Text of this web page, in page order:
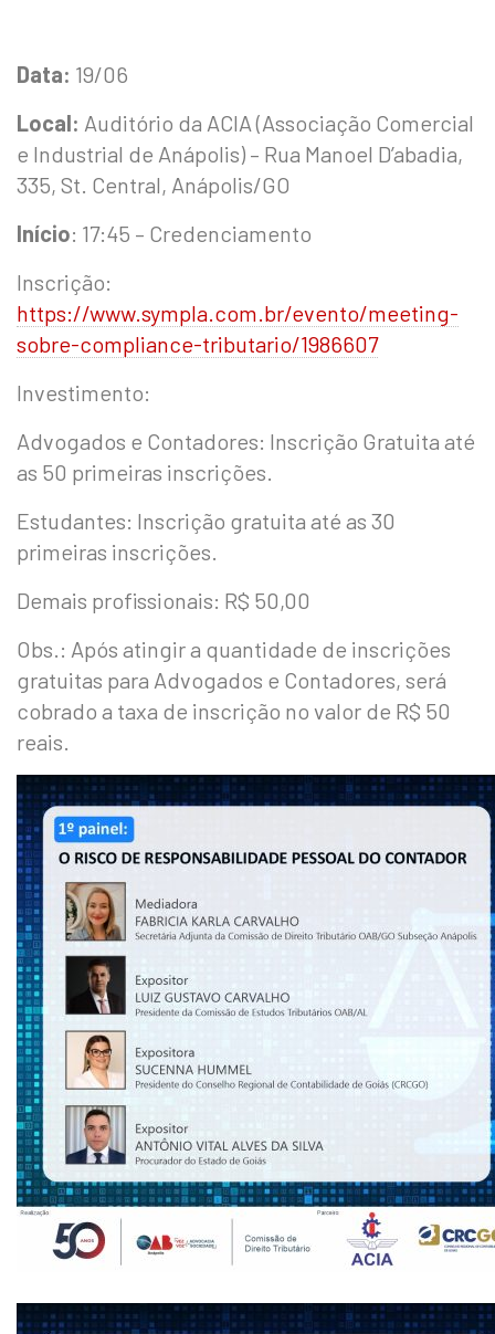
Data: 19/06
Local: Auditório da ACIA (Associação Comercial
e Industrial de Anápolis) – Rua Manoel D’abadia,
335, St. Central, Anápolis/GO
Início: 17:45 – Credenciamento
Inscrição:
https://www.sympla.com.br/evento/meeting-
sobre-compliance-tributario/1986607
Investimento:
Advogados e Contadores: Inscrição Gratuita até
as 50 primeiras inscrições.
Estudantes: Inscrição gratuita até as 30
primeiras inscrições.
Demais profissionais: R$ 50,00
Obs.: Após atingir a quantidade de inscrições
gratuitas para Advogados e Contadores, será
cobrado a taxa de inscrição no valor de R$ 50
reais.